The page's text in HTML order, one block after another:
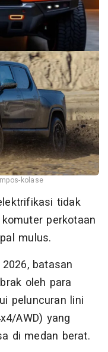
kolase
tidak
perkotaan
mulus.
batasan
oleh para
peluncuran lini
AWD) yang
di medan berat.